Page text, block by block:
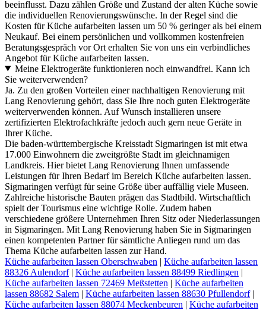
beeinflusst. Dazu zählen Größe und Zustand der alten Küche sowie
die individuellen Renovierungswünsche. In der Regel sind die
Kosten für Küche aufarbeiten lassen um 50 % geringer als bei einem
Neukauf. Bei einem persönlichen und vollkommen kostenfreien
Beratungsgespräch vor Ort erhalten Sie von uns ein verbindliches
Angebot für Küche aufarbeiten lassen.
Meine Elektrogeräte funktionieren noch einwandfrei. Kann ich
Sie weiterverwenden?
Ja. Zu den großen Vorteilen einer nachhaltigen Renovierung mit
Lang Renovierung gehört, dass Sie Ihre noch guten Elektrogeräte
weiterverwenden können. Auf Wunsch installieren unsere
zertifizierten Elektrofachkräfte jedoch auch gern neue Geräte in
Ihrer Küche.
Die baden-württembergische Kreisstadt Sigmaringen ist mit etwa
17.000 Einwohnern die zweitgrößte Stadt im gleichnamigen
Landkreis. Hier bietet Lang Renovierung Ihnen umfassende
Leistungen für Ihren Bedarf im Bereich Küche aufarbeiten lassen.
Sigmaringen verfügt für seine Größe über auffällig viele Museen.
Zahlreiche historische Bauten prägen das Stadtbild. Wirtschaftlich
spielt der Tourismus eine wichtige Rolle. Zudem haben
verschiedene größere Unternehmen Ihren Sitz oder Niederlassungen
in Sigmaringen. Mit Lang Renovierung haben Sie in Sigmaringen
einen kompetenten Partner für sämtliche Anliegen rund um das
Thema Küche aufarbeiten lassen zur Hand.
Küche aufarbeiten lassen Oberschwaben | Küche aufarbeiten lassen
88326 Aulendorf| Küche aufarbeiten lassen 88499 Riedlingen |
Küche aufarbeiten lassen 72469 Meßstetten | Küche aufarbeiten
lassen 88682 Salem | Küche aufarbeiten lassen 88630 Pfullendorf|
Küche aufarbeiten lassen 88074 Meckenbeuren | Küche aufarbeiten